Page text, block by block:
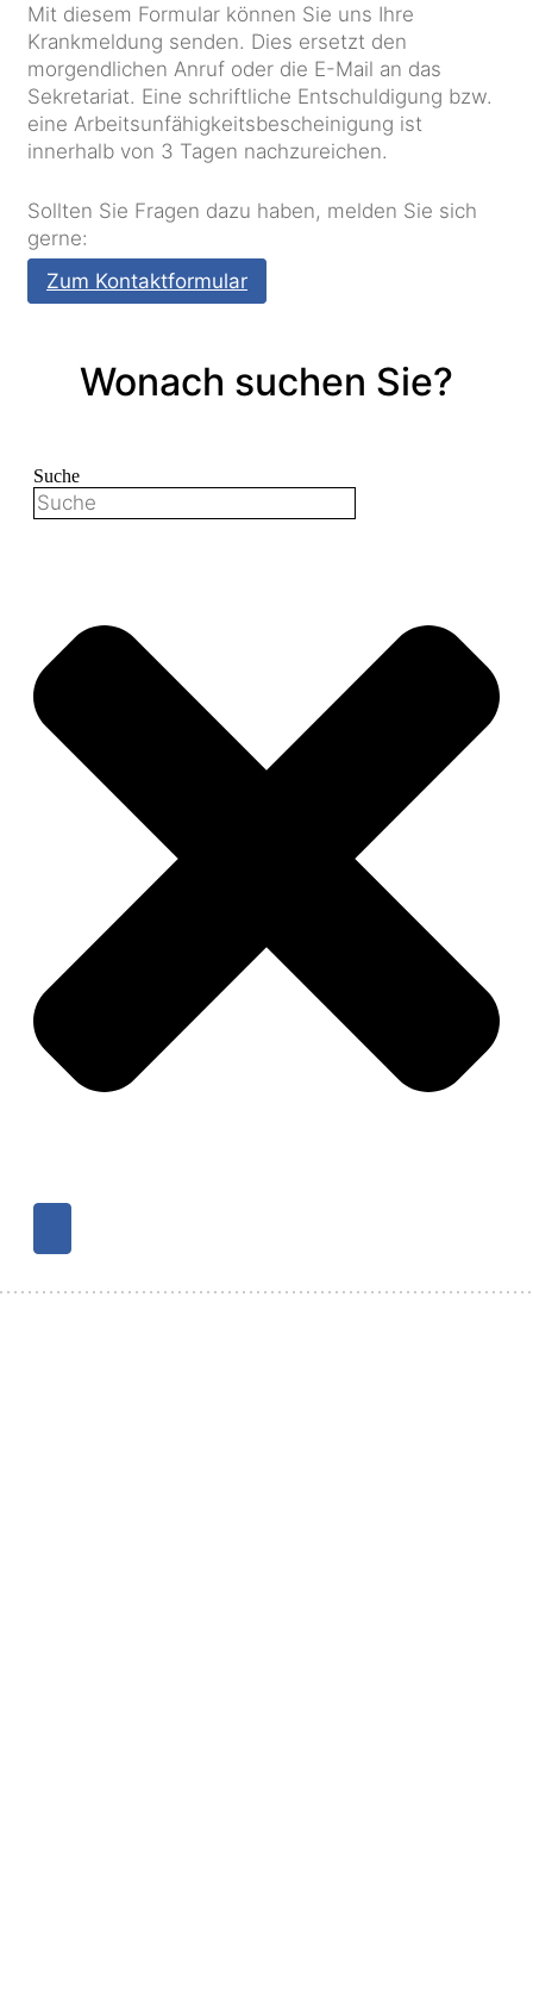
Mit diesem Formular können Sie uns Ihre
Krankmeldung senden. Dies ersetzt den
morgendlichen Anruf oder die E-Mail an das
Sekretariat. Eine schriftliche Entschuldigung bzw.
eine Arbeitsunfähigkeitsbescheinigung ist
innerhalb von 3 Tagen nachzureichen.
Sollten Sie Fragen dazu haben, melden Sie sich
gerne:
Zum Kontaktformular
Wonach suchen Sie?
Suche